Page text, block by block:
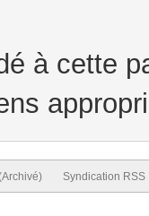
à cette
Syndication RSS